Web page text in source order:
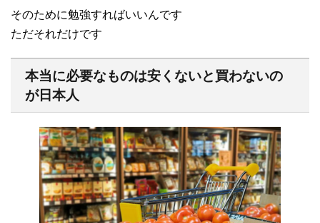
そのために勉強すればいいんです
ただそれだけです
本当に必要なものは安くないと買わないの
が日本人